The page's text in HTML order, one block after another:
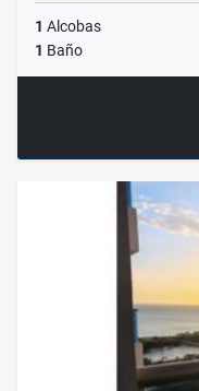
1 Alcobas
1 Baño